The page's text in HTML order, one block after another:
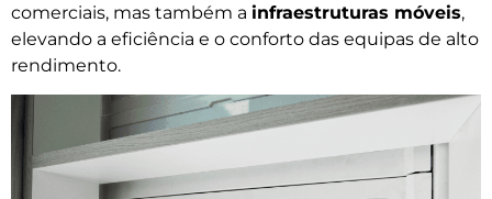
comerciais, mas também a infraestruturas móveis,
elevando a eficiência e o conforto das equipas de alto
rendimento.